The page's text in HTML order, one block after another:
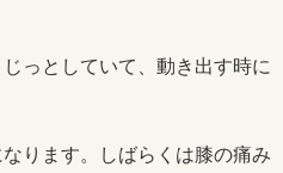
っとしていて、動き出す時に
ります。しばらくは膝の痛み